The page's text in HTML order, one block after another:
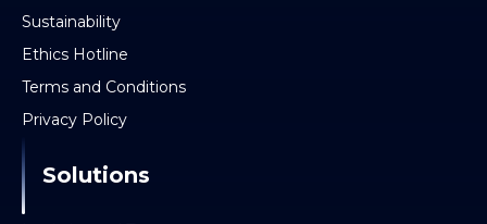
Sustainability
Ethics Hotline
Terms and Conditions
Privacy Policy
Solutions